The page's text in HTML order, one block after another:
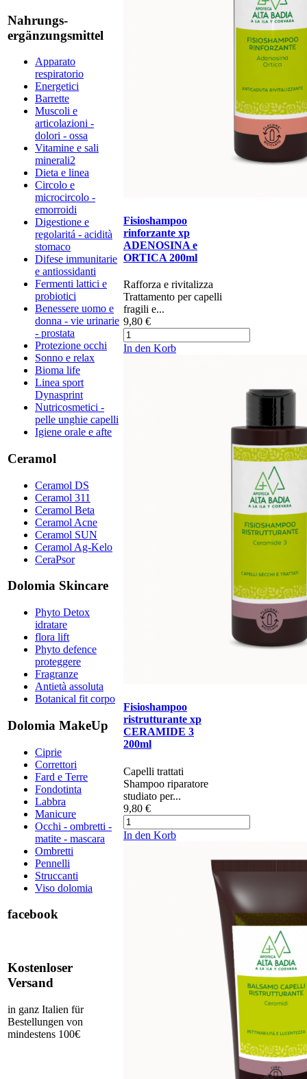
Nahrungs-
ergänzungsmittel
Apparato
respiratorio
Energetici
Barrette
Muscoli e
articolazioni -
dolori - ossa
Vitamine e sali
minerali2
Dieta e linea
Circolo e
microcircolo -
emorroidi
Digestione e
regolaritá - acidità
stomaco
Difese immunitarie
e antiossidanti
Fermenti lattici e
probiotici
Benessere uomo e
donna - vie urinarie
- prostata
Protezione occhi
Sonno e relax
Bioma life
Linea sport
Dynasprint
Nutricosmetici -
pelle unghie capelli
Igiene orale e afte
Ceramol
Ceramol DS
Ceramol 311
Ceramol Beta
Ceramol Acne
Ceramol SUN
Ceramol Ag-Kelo
CeraPsor
Dolomia Skincare
Phyto Detox
idratare
flora lift
Phyto defence
proteggere
Fragranze
Antietà assoluta
Botanical fit corpo
Dolomia MakeUp
Ciprie
Correttori
Fard e Terre
Fondotinta
Labbra
Manicure
Occhi - ombretti -
matite - mascara
Ombretti
Pennelli
Struccanti
Viso dolomia
facebook
Kostenloser
Versand
in ganz Italien für
Bestellungen von
mindestens 100€
Fisioshampoo
rinforzante xp
ADENOSINA e
ORTICA 200ml
Rafforza e rivitalizza
Trattamento per capelli
fragili e...
9,80 €
In den Korb
Fisioshampoo
ristrutturante xp
CERAMIDE 3
200ml
Capelli trattati​
Shampoo riparatore
studiato per...
9,80 €
In den Korb